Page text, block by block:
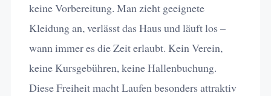
keine Vorbereitung. Man zieht geeignete
Kleidung an, verlässt das Haus und läuft los –
wann immer es die Zeit erlaubt. Kein Verein,
keine Kursgebühren, keine Hallenbuchung.
Diese Freiheit macht Laufen besonders attraktiv